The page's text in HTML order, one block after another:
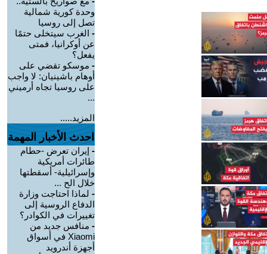
وحدة كورية شمالية
تصل إلى روسيا
- الغرب سيتخلى حتمًا
عن أوكرانيا، فمتى
يفعل؟
- موسكو تقضي على
أوهام باشينيان: لا واجب
على روسيا تجاه أرميني
...
المزيد.....
احدث الأخبار المهمة
- إيران تعرض -حطام
طائرات أمريكية
وإسرائيلية- أسقطتها
خلال الح ...
- لماذا احتاجت وزارة
الدفاع الروسية إلى
تغييرات في الكوادر؟
- منافس جديد من
Xiaomi في أسواق
أجهزة أندرويد